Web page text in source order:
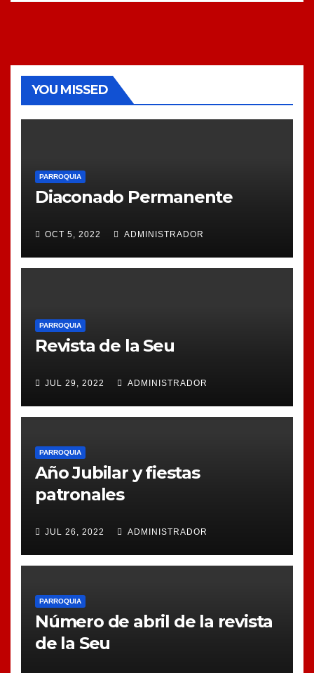
YOU MISSED
PARROQUIA
Diaconado Permanente
OCT 5, 2022 ADMINISTRADOR
PARROQUIA
Revista de la Seu
JUL 29, 2022 ADMINISTRADOR
PARROQUIA
Año Jubilar y fiestas
patronales
JUL 26, 2022 ADMINISTRADOR
PARROQUIA
Número de abril de la revista
de la Seu